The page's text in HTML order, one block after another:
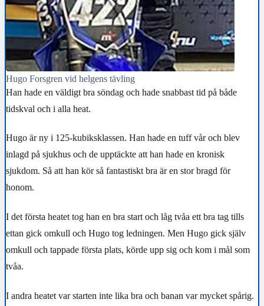
Hugo Forsgren vid helgens tävling
Han hade en väldigt bra söndag och hade snabbast tid på både
tidskval och i alla heat.
Hugo är ny i 125-kubiksklassen. Han hade en tuff vår och blev
inlagd på sjukhus och de upptäckte att han hade en kronisk
sjukdom. Så att han kör så fantastiskt bra är en stor bragd för
honom.
I det första heatet tog han en bra start och låg tvåa ett bra tag tills
ettan gick omkull och Hugo tog ledningen. Men Hugo gick själv
omkull och tappade första plats, körde upp sig och kom i mål som
tvåa.
I andra heatet var starten inte lika bra och banan var mycket spårig.